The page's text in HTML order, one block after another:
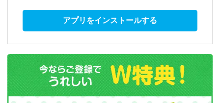
アプリをインストールする